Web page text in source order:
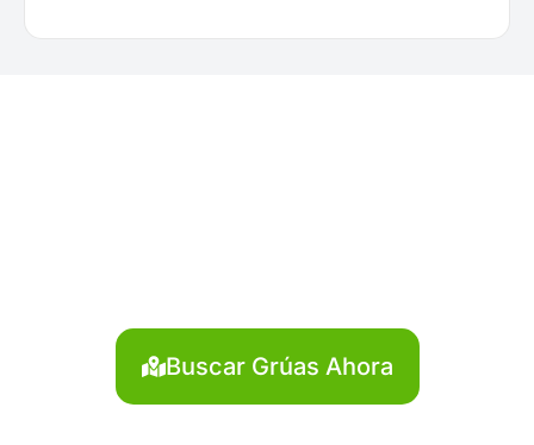
Buscar Grúas Ahora